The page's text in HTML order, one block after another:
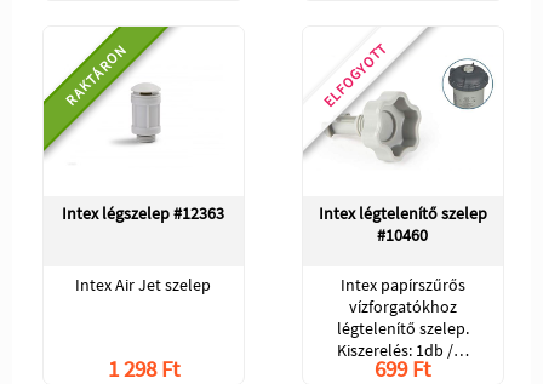
RAKTÁRON
Intex légszelep #12363
Intex Air Jet szelep
1 298 Ft
ELFOGYOTT
Intex légtelenítő szelep
#10460
Intex papírszűrős
vízforgatókhoz
légtelenítő szelep.
Kiszerelés: 1db /…
699 Ft